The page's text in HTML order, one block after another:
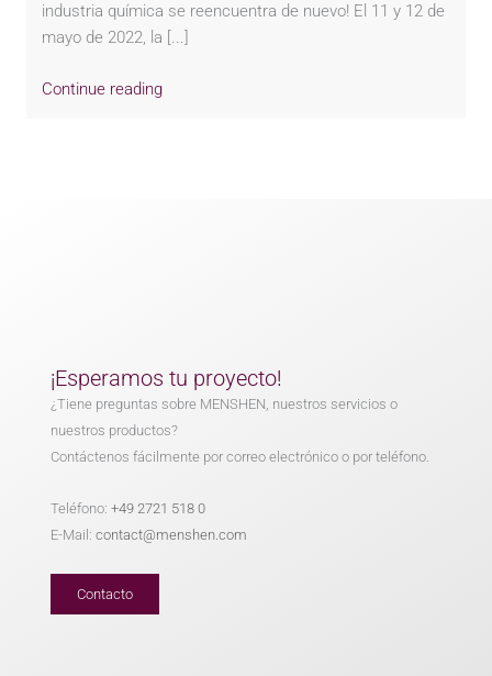
industria química se reencuentra de nuevo! El 11 y 12 de
mayo de 2022, la [...]
Continue reading
¡Esperamos tu proyecto!
¿Tiene preguntas sobre MENSHEN, nuestros servicios o
nuestros productos?
Contáctenos fácilmente por correo electrónico o por teléfono.
Teléfono:+49 2721 518 0
E-Mail:contact@menshen.com
Contacto